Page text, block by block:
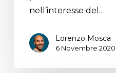
nell’interesse del…
Lorenzo Mosca
6 Novembre 2020